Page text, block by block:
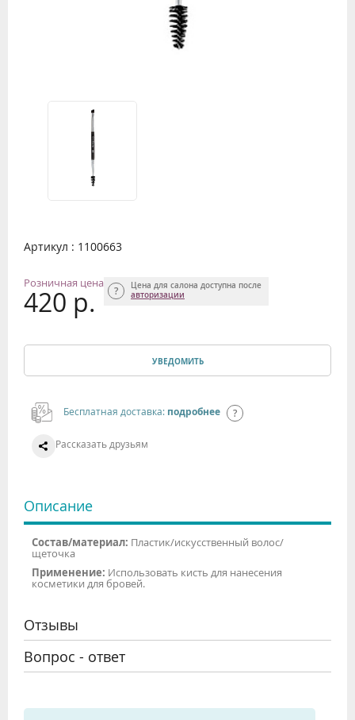
Артикул : 1100663
Розничная цена
420 р.
Цена для салона доступна после
авторизации
УВЕДОМИТЬ
Бесплатная доставка: подробнее
Рассказать друзьям
Описание
Состав/материал: Пластик/искусственный волос/
щеточка
Применение: Использовать кисть для нанесения
косметики для бровей.
Отзывы
Вопрос - ответ